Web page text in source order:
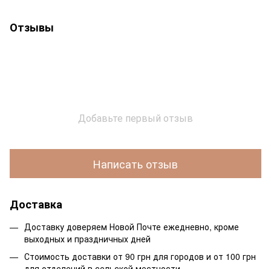
Отзывы
Добавьте первый отзыв
Написать отзыв
Доставка
Доставку доверяем Новой Почте ежедневно, кроме
выходных и праздничных дней
Стоимость доставки от 90 грн для городов и от 100 грн